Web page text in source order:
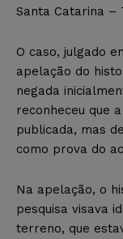
Santa Catarina –
O caso, julgado
apelação do
negada
reconheceu que
publicada, mas
como prova do
Na apelação, o
pesquisa visava
terreno, que